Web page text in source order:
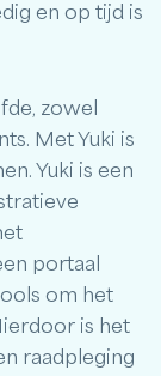
en op tijd is
zowel
Met Yuki is
Yuki is een
portaal
om het
is het
raadpleging